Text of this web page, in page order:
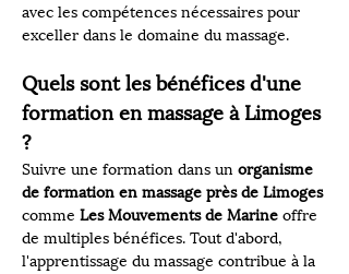
avec les compétences nécessaires pour
exceller dans le domaine du massage.
Quels sont les bénéfices d'une
formation en massage à Limoges
?
Suivre une formation dans un organisme
de formation en massage près de Limoges
comme Les Mouvements de Marine offre
de multiples bénéfices. Tout d'abord,
l'apprentissage du massage contribue à la